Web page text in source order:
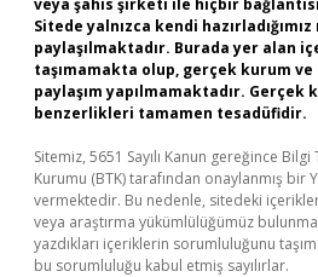
veya şahıs şirketi ile hiçbir
Sitede yalnızca kendi
paylaşılmaktadır. Burada yer alan
taşımamakta olup, gerçek kurum
paylaşım yapılmamaktadır.
benzerlikleri tamamen tesadüfidir.
Sitemiz, 5651 Sayılı Kanun gereğince
Kurumu (BTK) tarafından onaylanmış bir
vermektedir. Bu nedenle, sitedeki
veya araştırma yükümlülüğümüz
yazdıkları içeriklerin sorumluluğunu
bu sorumluluğu kabul etmiş sayılırlar.